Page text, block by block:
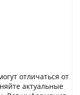
отличаться от
актуальные